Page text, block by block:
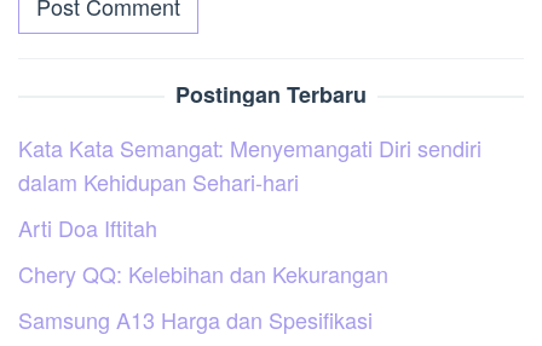
Postingan Terbaru
Kata Kata Semangat: Menyemangati Diri sendiri
dalam Kehidupan Sehari-hari
Arti Doa Iftitah
Chery QQ: Kelebihan dan Kekurangan
Samsung A13 Harga dan Spesifikasi